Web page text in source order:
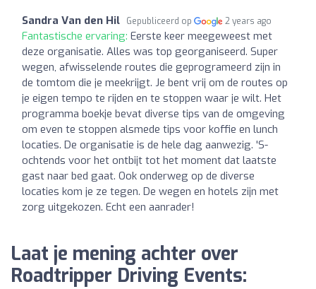
Sandra Van den Hil Gepubliceerd op 2 years ago
Fantastische ervaring: Eerste keer meegeweest met
deze organisatie. Alles was top georganiseerd. Super
wegen, afwisselende routes die geprogrameerd zijn in
de tomtom die je meekrijgt. Je bent vrij om de routes op
je eigen tempo te rijden en te stoppen waar je wilt. Het
programma boekje bevat diverse tips van de omgeving
om even te stoppen alsmede tips voor koffie en lunch
locaties. De organisatie is de hele dag aanwezig. 'S-
ochtends voor het ontbijt tot het moment dat laatste
gast naar bed gaat. Ook onderweg op de diverse
locaties kom je ze tegen. De wegen en hotels zijn met
zorg uitgekozen. Echt een aanrader!
Laat je mening achter over
Roadtripper Driving Events: